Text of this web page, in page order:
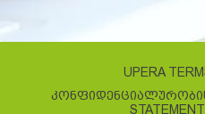
UPERA
STATEMENT